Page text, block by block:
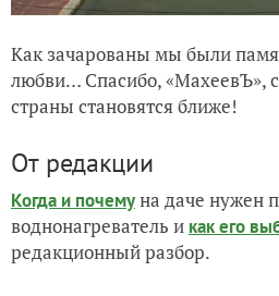
Как зачарованы мы были
любви… Спасибо, «МахеевЪ»,
страны становятся ближе!
От редакции
Когда и почемуна даче нужен
воднонагреватель и как его
редакционный разбор.